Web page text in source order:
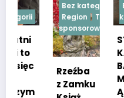
Bez kategorii
Region
Treść
sponsorowana
Rzeźba
z Zamku
Bez
kategorii
STRACIŁ
KARTĘ
BANKO
MATOW